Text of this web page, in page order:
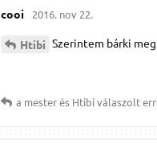
cooi 2016. nov 22.
Htibi Szerintem bárki
a mesterés Htibiválaszolt